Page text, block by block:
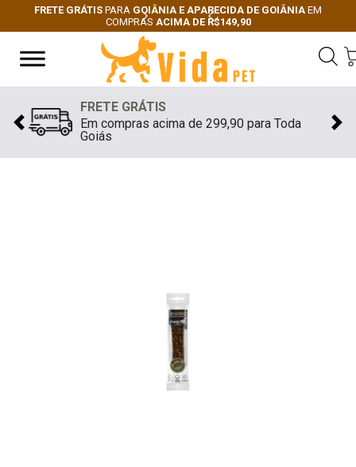
FRETE GRÁTIS PARA GOIÂNIA E APARECIDA DE GOIÂNIA EM
COMPRAS ACIMA DE R$149,90
Previous
Next
FRETE GRÁTIS
Em compras acima de 299,90 para Toda
Goiás
Previous